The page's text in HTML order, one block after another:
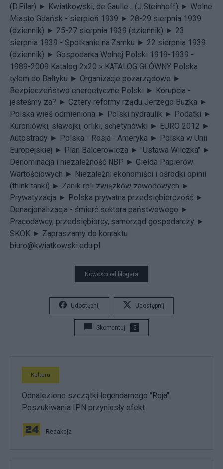
(D.Filar) ► Kwiatkowski, de Gaulle... (J.Steinhoff) ► Wolne
Miasto Gdańsk - sierpień 1939 ► 28-29 sierpnia 1939
(dziennik) ► 25-27 sierpnia 1939 (dziennik) ► 23
sierpnia 1939 - Spotkanie na Zamku ► 22 sierpnia 1939
(dziennik) ► Gospodarka Wolnej Polski 1919-1939 -
1989-2009 Katalog 2x20 » KATALOG GŁÓWNY Polska
tyłem do Bałtyku ► Organizacje pozarządowe ►
Bezpieczeństwo energetyczne Polski ► Korupcja -
jesteśmy za? ► Cztery reformy rządu Jerzego Buzka ►
Polska wieś odmieniona ► Polski hydraulik ► Podatki ►
Kuroniówki, sławojki, orliki, schetynówki ► EURO 2012 ►
Autostrady ► Polska - Rosja - Ameryka ► Polska w Unii
Europejskiej ► Plan Balcerowicza ► "Ustawa Wilczka" ►
Denominacja i niezależność NBP ► Giełda Papierów
Wartościowych ► Niezależni ekonomiści i ośrodki opinii
(think tanki) ► Zanik roli związków zawodowych ►
Prywatyzacja ► Polska prywatna przedsiębiorczość ►
Denacjonalizacja - śmierć sektora państwowego ►
Pracodawcy, przedsiębiorcy, samorząd gospodarczy ►
SKOK ► Zapraszamy do kontaktu
biuro@kwiatkowski.edu.pl
Nowości od blogera
Udostępnij Udostępnij
Skomentuj 5
Kultura
Odnaleziono szczątki legendarnego "Roja".
Poszukiwania IPN przyniosły efekt
Redakcja